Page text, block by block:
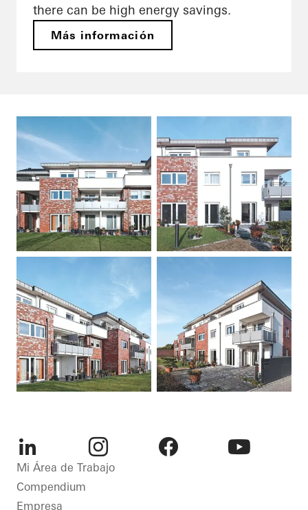
there can be high energy savings.
Más información
LinkedIn Instagram
Mi Área de Trabajo
Compendium
Empresa